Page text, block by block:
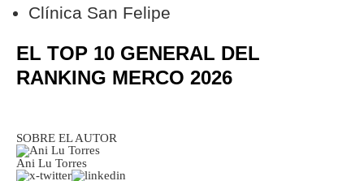
Clínica San Felipe
EL TOP 10 GENERAL DEL
RANKING MERCO 2026
SOBRE EL AUTOR
Ani Lu Torres